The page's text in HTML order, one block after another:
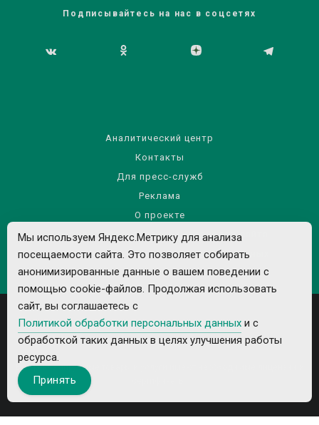
Подписывайтесь на нас в соцсетях
Аналитический центр
Контакты
Для пресс-служб
Реклама
О проекте
Правила использования материалов сайта
Политика обработки персональных данных
Все рекламируемые товары и услуги имеют необходимые лицензии и
Мы используем Яндекс.Метрику для анализа
посещаемости сайта. Это позволяет собирать
анонимизированные данные о вашем поведении с
помощью cookie-файлов. Продолжая использовать
сайт, вы соглашаетесь с
Политикой обработки персональных данных и с
обработкой таких данных в целях улучшения работы
ресурса.
Принять